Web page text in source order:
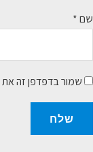
שם*
שמור בדפדפן זה